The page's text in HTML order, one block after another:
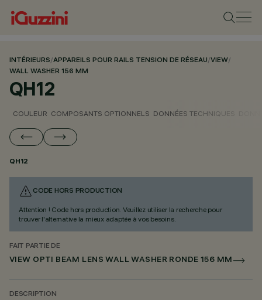
INTÉRIEURS/APPAREILS POUR RAILS TENSION DE RÉSEAU/VIEW/
WALL WASHER 156 MM
QH12
COULEUR COMPOSANTS OPTIONNELS DONNÉES TECHNIQUES
QH12
CODE HORS PRODUCTION
Attention ! Code hors production. Veuillez utiliser la recherche pour
trouver l'alternative la mieux adaptée à vos besoins.
FAIT PARTIE DE
VIEW OPTI BEAM LENS WALL WASHER RONDE 156 MM
DESCRIPTION